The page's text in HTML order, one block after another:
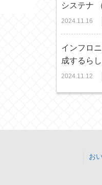
システナ
2024.11.16
インフロ
成するら
2024.11.12
お